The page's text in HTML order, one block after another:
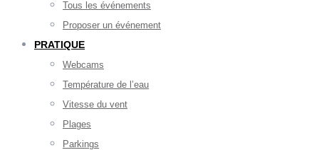
Tous les événements
Proposer un événement
PRATIQUE
Webcams
Température de l’eau
Vitesse du vent
Plages
Parkings